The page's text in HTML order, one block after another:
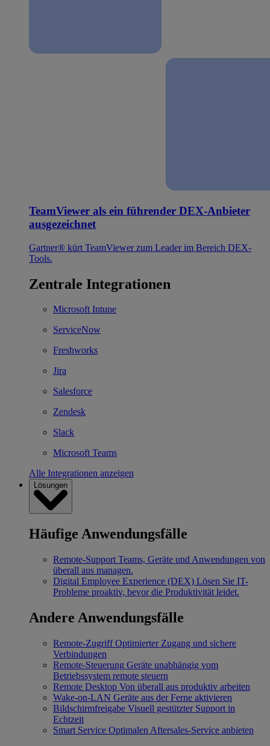
TeamViewer als ein führender DEX-Anbieter
ausgezeichnet
Gartner® kürt TeamViewer zum Leader im Bereich DEX-
Tools.
Zentrale Integrationen
Microsoft Intune
ServiceNow
Freshworks
Jira
Salesforce
Zendesk
Slack
Microsoft Teams
Alle Integrationen anzeigen
Lösungen
Häufige Anwendungsfälle
Remote-Support Teams, Geräte und Anwendungen von
überall aus managen.
Digital Employee Experience (DEX) Lösen Sie IT-
Probleme proaktiv, bevor die Produktivität leidet.
Andere Anwendungsfälle
Remote-Zugriff Optimierter Zugang und sichere
Verbindungen
Remote-Steuerung Geräte unabhängig vom
Betriebssystem remote steuern
Remote Desktop Von überall aus produktiv arbeiten
Wake-on-LAN Geräte aus der Ferne aktivieren
Bildschirmfreigabe Visuell gestützter Support in
Echtzeit
Smart Service Optimalen Aftersales-Service anbieten